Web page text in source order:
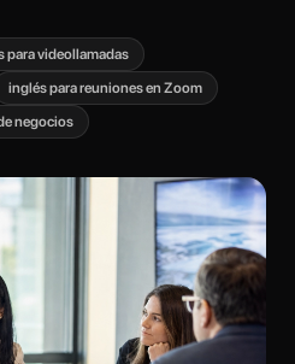
para videollamadas
inglés para reuniones en Zoom
negocios